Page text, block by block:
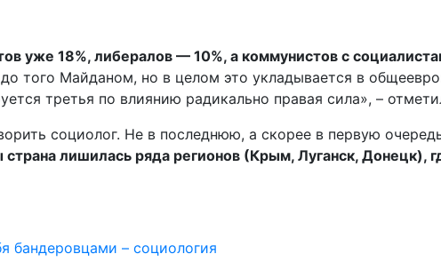
уже 18%, либералов — 10%, а коммунистов с
того Майданом, но в целом это укладывается в
третья по влиянию радикально правая сила», –
социолог. Не в последнюю, а скорее в первую
лишилась ряда регионов (Крым, Луганск, Донецк),
бандеровцами – социология